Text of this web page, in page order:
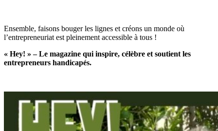
Ensemble, faisons bouger les lignes et créons un monde où
l’entrepreneuriat est pleinement accessible à tous !
« Hey! » – Le magazine qui inspire, célèbre et soutient les
entrepreneurs handicapés.